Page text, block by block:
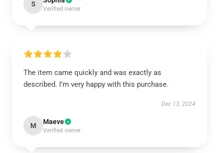
S
Verified owner
The item came quickly and was exactly as
described. I’m very happy with this purchase.
Dec 13, 2024
M Maeve
Verified owner